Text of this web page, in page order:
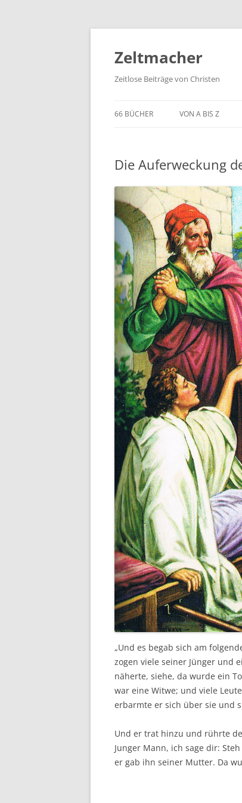
Zum
springen
Zeltmacher
Zeitlose Beiträge von Christen
66 BÜCHER VON A BIS Z
Die Auferweckung
„Und es begab sich am
zogen viele seiner Jünger und
näherte, siehe, da wurde ein
war eine Witwe; und viele
erbarmte er sich über sie und
Und er trat hinzu und rührte
Junger Mann, ich sage dir:
er gab ihn seiner Mutter. Da